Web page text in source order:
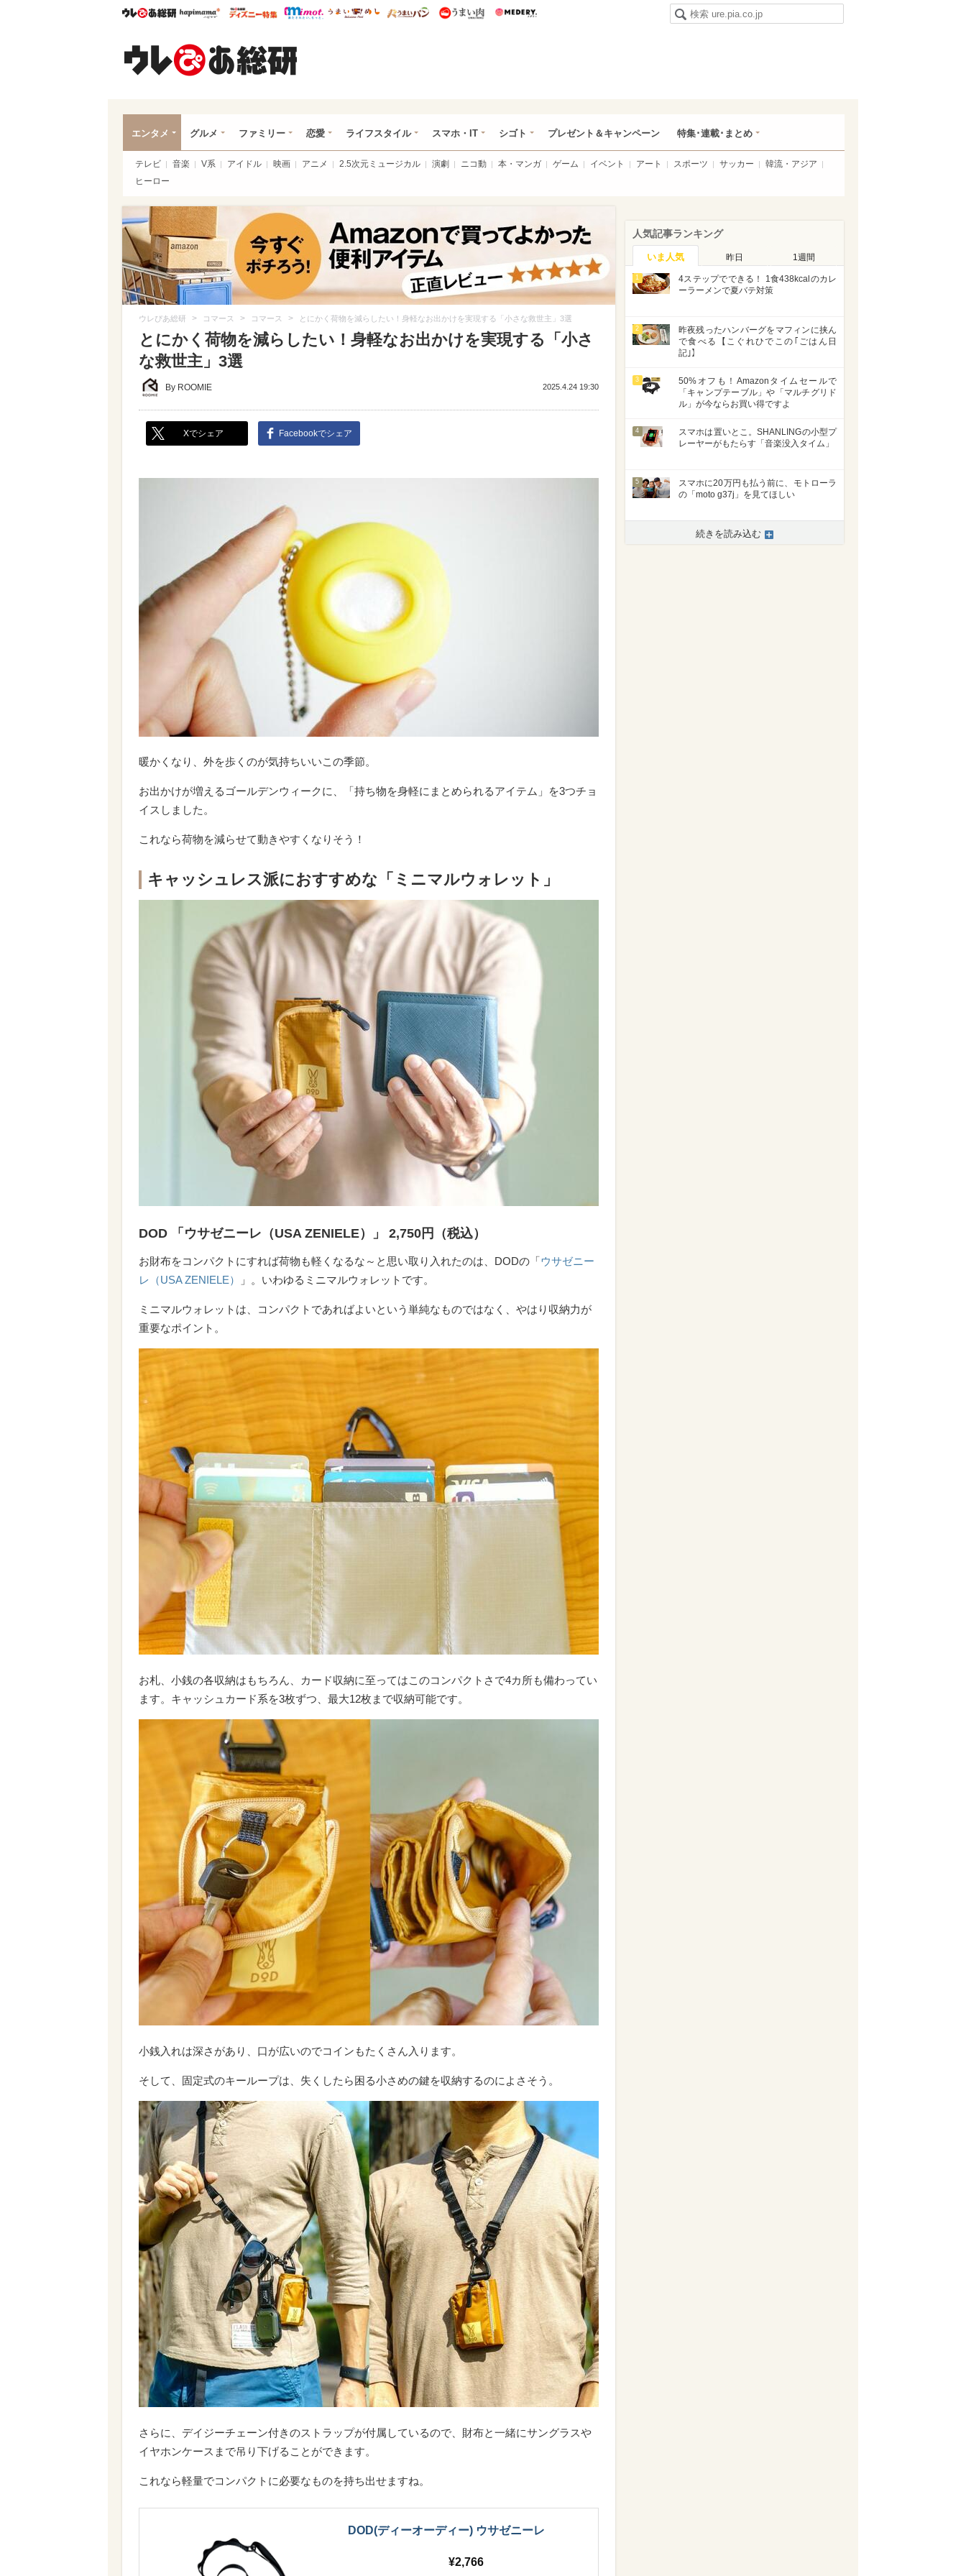
ウレぴあ総研ハピママ* ウレぴあ総研 ディズニー特集
mimot. うまいめし うまいパン うまい肉
エンタメ グルメ ファミリー 恋愛 ライフスタイル スマホ・IT シゴト プレゼント＆キャンペーン 特集･連載･まとめ
テレビ 音楽 V系 アイドル 映画 アニメ 2.5次元ミュージカル 演劇 ニコ動 本・マンガ ゲーム イベント アート スポーツ サッカー
韓流・アジア
ヒーロー
ウレぴあ総研 > コマース > コマース > とにかく荷物を減らしたい！身軽なお出かけを実現する「小さな救世主」3選
とにかく荷物を減らしたい！身軽なお出かけを実現する「小さ
な救世主」3選
By ROOMIE 2025.4.24 19:30
Xでシェア Facebookでシェア
暖かくなり、外を歩くのが気持ちいいこの季節。
お出かけが増えるゴールデンウィークに、「持ち物を身軽にまとめられるアイテム」を3つチョ
イスしました。
これなら荷物を減らせて動きやすくなりそう！
キャッシュレス派におすすめな「ミニマルウォレット」
DOD 「ウサゼニーレ（USA ZENIELE）」 2,750円（税込）
お財布をコンパクトにすれば荷物も軽くなるな～と思い取り入れたのは、DODの「ウサゼニー
レ（USA ZENIELE）
」。いわゆるミニマルウォレットです。
ミニマルウォレットは、コンパクトであればよいという単純なものではなく、やはり収納力が
重要なポイント。
お札、小銭の各収納はもちろん、カード収納に至ってはこのコンパクトさで4カ所も備わってい
ます。キャッシュカード系を3枚ずつ、最大12枚まで収納可能です。
小銭入れは深さがあり、口が広いのでコインもたくさん入ります。
そして、固定式のキーループは、失くしたら困る小さめの鍵を収納するのによさそう。
さらに、デイジーチェーン付きのストラップが付属しているので、財布と一緒にサングラスや
イヤホンケースまで吊り下げることができます。
これなら軽量でコンパクトに必要なものを持ち出せますね。
DOD(ディーオーディー) ウサゼニーレ
2,766
人気記事ランキング
いま人気 昨日 1週間
1
4ステップでできる！ 1食438kcalのカレ
ーラーメンで夏バテ対策
2
昨夜残ったハンバーグをマフィンに挟ん
で食べる【こぐれひでこの｢ごはん日
記｣】
3
50%オフも！Amazonタイムセールで
「キャンプテーブル」や「マルチグリド
ル」が今ならお買い得ですよ
4
スマホは置いとこ。SHANLINGの小型プ
レーヤーがもたらす「音楽没入タイム」
5
スマホに20万円も払う前に、モトローラ
の「moto g37j」を見てほしい
続きを読み込む